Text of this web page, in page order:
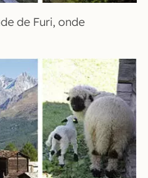
de Furi, onde